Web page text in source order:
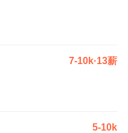
7-10k·13薪
5-10k